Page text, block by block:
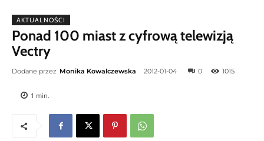
AKTUALNOŚCI
Ponad 100 miast z cyfrową telewizją
Vectry
Dodane przez Monika Kowalczewska 2012-01-04 0 1015
1 min.